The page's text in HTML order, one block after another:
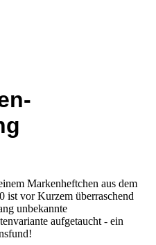
Markenheftchen aus dem
ist vor Kurzem überraschend
unbekannte
aufgetaucht - ein